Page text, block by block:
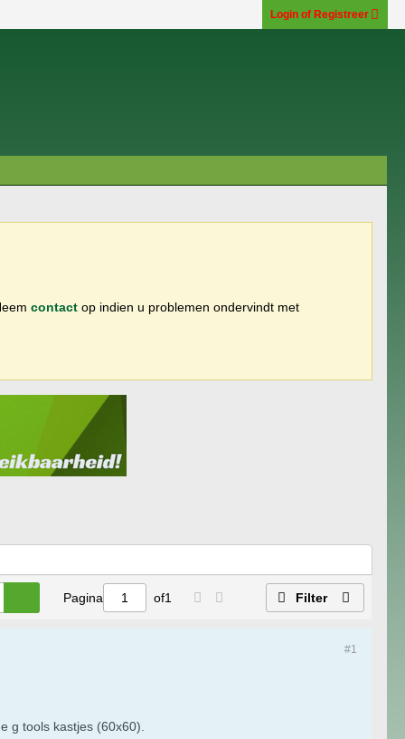
Login of Registreer
contact op indien u problemen ondervindt met
Pagina of1 Filter
#1
g tools kastjes (60x60).